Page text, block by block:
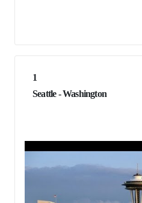
1
Seattle - Washington